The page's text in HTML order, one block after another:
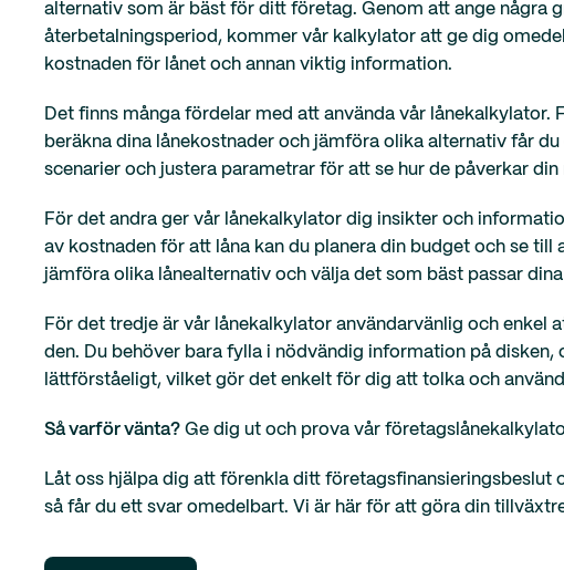
alternativ som är bäst för ditt företag. Genom att ange några
återbetalningsperiod, kommer vår kalkylator att ge dig
kostnaden för lånet och annan viktig information.
Det finns många fördelar med att använda vår
beräkna dina lånekostnader och jämföra olika alternativ får
scenarier och justera parametrar för att se hur de påverkar
För det andra ger vår lånekalkylator dig insikter och
av kostnaden för att låna kan du planera din budget och se
jämföra olika lånealternativ och välja det som bäst passar
För det tredje är vår lånekalkylator användarvänlig och enkel
den. Du behöver bara fylla i nödvändig information på
lättförståeligt, vilket gör det enkelt för dig att tolka och
Så varför vänta? Ge dig ut och prova vår
Låt oss hjälpa dig att förenkla ditt
så får du ett svar omedelbart. Vi är här för att göra din